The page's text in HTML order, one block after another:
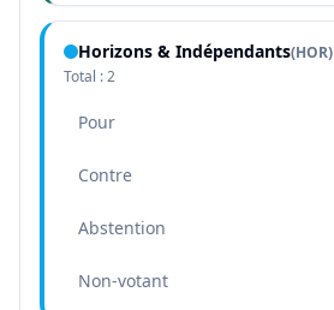
Horizons & Indépendants(HOR)
Total :2
Pour
Contre
Abstention
Non-votant